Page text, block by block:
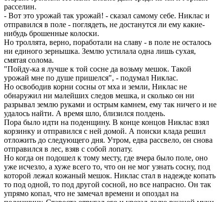
расселин.
- Вот это урожай так урожай! - сказал самому себе. Никлас и
отправился в поле - поглядеть, не достанутся ли ему какие-
нибудь брошенные колоски.
Но троллята, верно, поработали на славу - в поле не осталось
ни единого зернышка. Землю устилала одна лишь сухая,
смятая солома.
"Пойду-ка я лучше к той сосне да возьму мешок. Такой
урожай мне по душе пришелся", - подумал Никлас.
Но освободив корни сосны от мха и земли, Никлас не
обнаружил ни малейших следов мешка, и сколько он ни
разрывал землю руками и острым камнем, ему так ничего и не
удалось найти. А время шло, близился полдень.
Пора было идти на поденщину. В конце концов Никлас взял
корзинку и отправился с ней домой. А поиски клада решил
отложить до следующего дня. Утром, едва рассвело, он снова
отправился в лес, взяв с собой лопату.
Но когда он подошел к тому месту, где вчера было поле, оно
уже исчезло, а хуже всего то, что он не мог узнать сосну, под
которой лежал кожаный мешок. Никлас стал в надежде копать
то под одной, то под другой сосной, но все напрасно. Он так
упрямо копал, что не замечал времени и опоздал на